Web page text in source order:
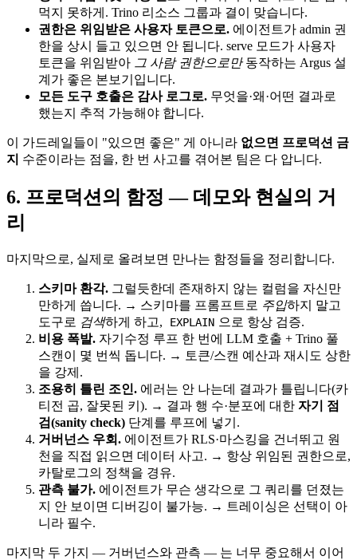
먹지 못하게. Trino 리소스 그룹과 결이 맞습니다.
권한은 위임받은 사용자 토큰으로. 에이전트가 admin 권
한을 상시 들고 있으면 안 됩니다. serve 모드가 사용자
토큰을 위임받아 그 사람 권한으로만동작하는 Argus 설
계가 좋은 본보기입니다.
모든 도구 호출은 감사 로그로. 무엇을·왜·어떤 결과로
했는지 추적 가능해야 합니다.
이 가드레일들이 "있으면 좋은" 게 아니라 없으면 프로덕션 금
지 수준이라는 점을, 한 번 사고를 겪어본 팀은 다 압니다.
6. 프로덕션의 함정 — 데모와 현실의 거
리
마지막으로, 실제로 올려보면 만나는 함정들을 정리합니다.
스키마 환각. 그럴듯한데 존재하지 않는 컬럼을 자신만
만하게 씁니다. → 스키마를 프롬프트로 주입하지 말고
도구로 검색하게 하고, EXPLAIN 으로 항상 검증.
비용 폭발. 자기수정 루프 한 번에 LLM 호출 + Trino 풀
스캔이 몇 번씩 돕니다. → 토큰/스캔 예산과 재시도 상한
을 강제.
조용히 틀린 조인. 에러는 안 나는데 결과가 틀립니다(카
티전 곱, 잘못된 키). → 결과 행 수·분포에 대한 자기 점
검(sanity check) 단계를 루프에 넣기.
거버넌스 우회. 에이전트가 RLS·마스킹을 건너뛰고 원
천을 직접 읽으면 데이터 사고. → 항상 위임된 권한으로,
카탈로그의 정책을 경유.
관측 불가. 에이전트가 무슨 생각으로 그 쿼리를 던졌는
지 안 보이면 디버깅이 불가능. → 트레이싱은 선택이 아
니라 필수.
마지막 두 가지 — 거버넌스와 관측 — 는 너무 중요해서 이어